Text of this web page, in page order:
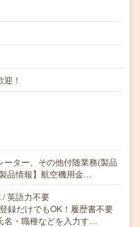
！
ター、その他付随業務(製品
品情報】航空機用金…
/ 英語力不要
録だけでもOK！履歴書不要
名・職種などを入力す…